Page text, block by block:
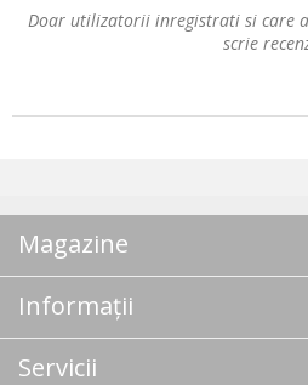
Doar utilizatorii inregistrati si care
scrie
Magazine
Informații
Servicii